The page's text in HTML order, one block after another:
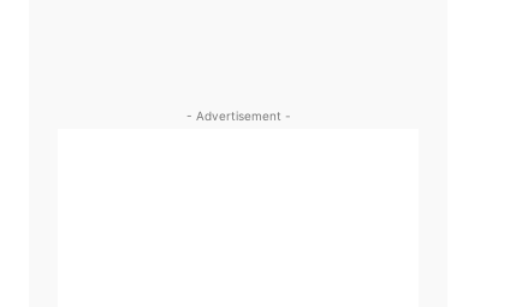
- Advertisement -